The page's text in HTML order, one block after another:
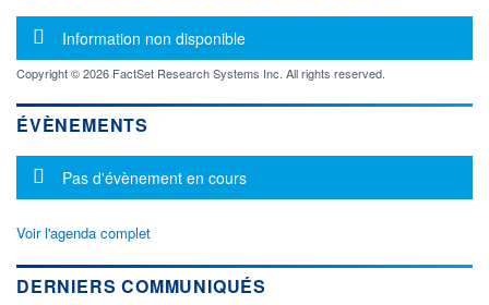
Message d'information
Information non disponible
Copyright © 2026 FactSet Research Systems Inc. All rights reserved.
ÉVÈNEMENTS
Message d'information
Pas d'évènement en cours
Voir l'agenda complet
DERNIERS COMMUNIQUÉS